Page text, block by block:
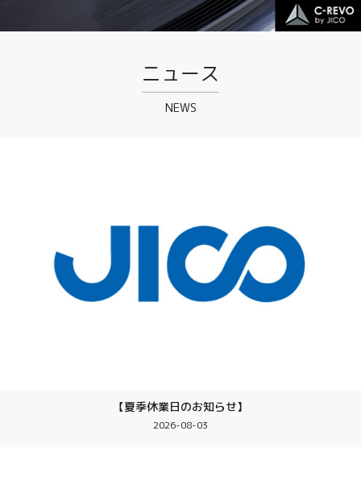
ニュース
NEWS
【夏季休業日のお知らせ】
2026-08-03